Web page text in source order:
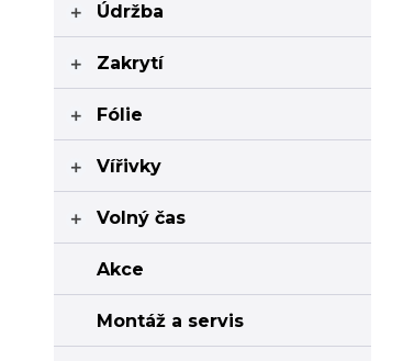
Údržba

Zakrytí

Fólie

Vířivky

Volný čas

Akce
Montáž a servis